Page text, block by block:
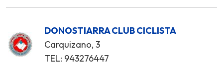
DONOSTIARRA CLUB CICLISTA
Carquizano, 3
TEL: 943276447